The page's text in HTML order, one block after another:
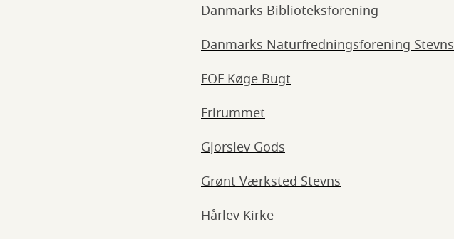
Danmarks Biblioteksforening
Danmarks Naturfredningsforening Stevns
FOF Køge Bugt
Frirummet
Gjorslev Gods
Grønt Værksted Stevns
Hårlev Kirke